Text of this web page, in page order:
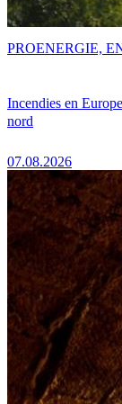
Incendies en
nord
07.08.2026
PROENERGIE,